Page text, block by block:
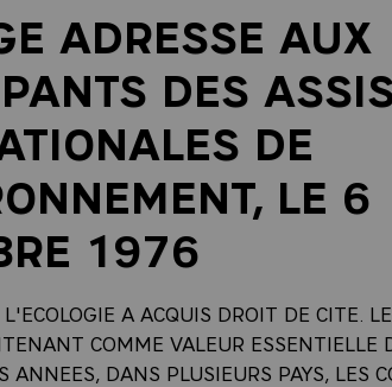
ADRESSE AUX
DES
DE
LE 6
1976
A ACQUIS DROIT DE CITE.
COMME VALEUR ESSENTIELLE
ANNEES, DANS PLUSIEURS PAYS, LES